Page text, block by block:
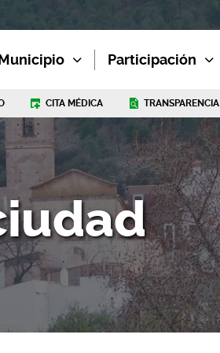
Participación
CITA MÉDICA TRANSPARENCIA